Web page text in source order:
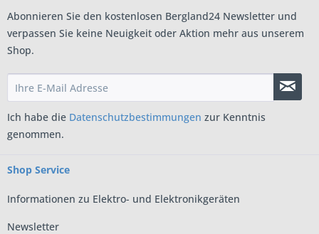
Abonnieren Sie den kostenlosen Bergland24 Newsletter und
verpassen Sie keine Neuigkeit oder Aktion mehr aus unserem
Shop.
Ich habe die Datenschutzbestimmungen zur Kenntnis
genommen.
Shop Service
Informationen zu Elektro- und Elektronikgeräten
Newsletter